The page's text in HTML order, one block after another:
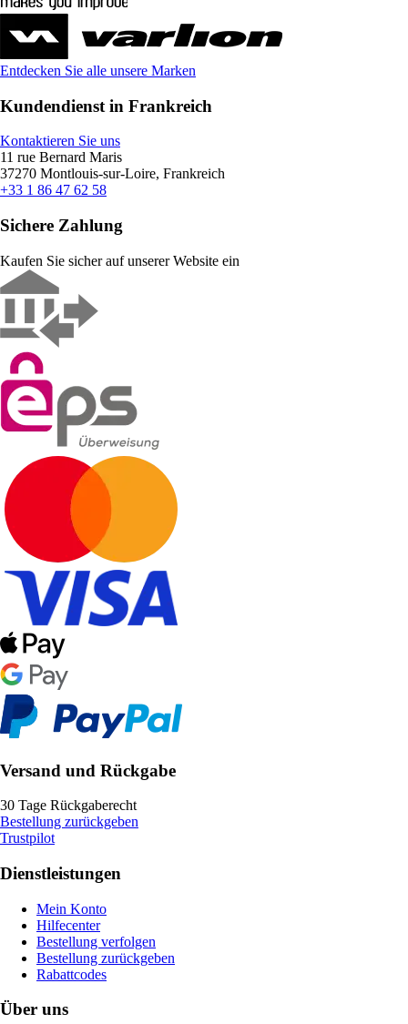
Entdecken Sie alle unsere Marken
Kundendienst in Frankreich
Kontaktieren Sie uns
11 rue Bernard Maris
37270 Montlouis-sur-Loire, Frankreich
+33 1 86 47 62 58
Sichere Zahlung
Kaufen Sie sicher auf unserer Website ein
Versand und Rückgabe
30 Tage Rückgaberecht
Bestellung zurückgeben
Trustpilot
Dienstleistungen
Mein Konto
Hilfecenter
Bestellung verfolgen
Bestellung zurückgeben
Rabattcodes
Über uns